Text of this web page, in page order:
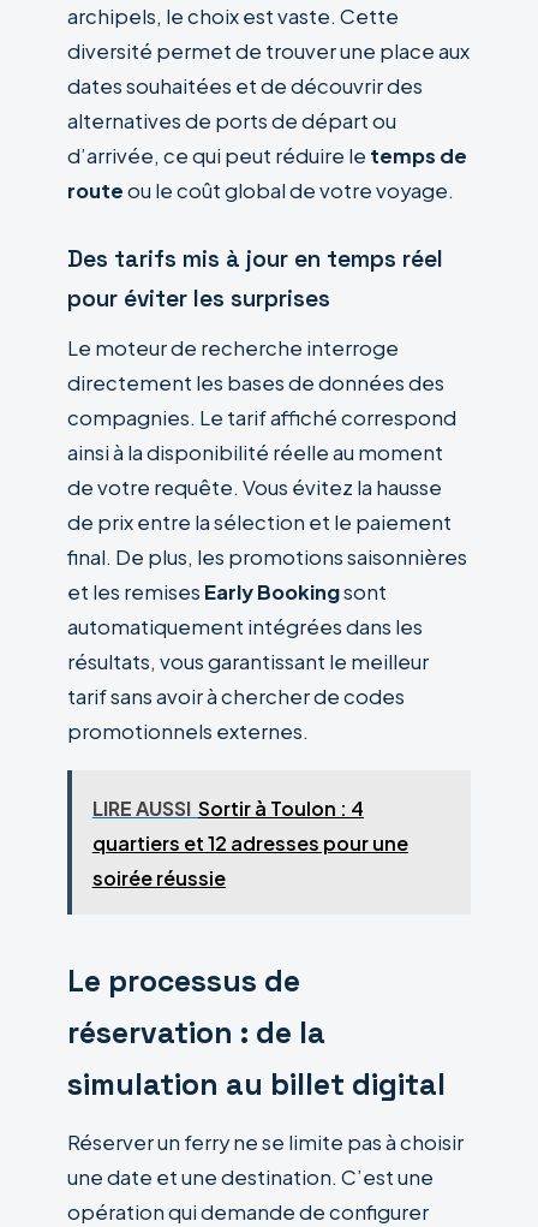
archipels, le choix est vaste. Cette
diversité permet de trouver une place aux
dates souhaitées et de découvrir des
alternatives de ports de départ ou
d’arrivée, ce qui peut réduire le temps de
routeou le coût global de votre voyage.
Des tarifs mis à jour en temps réel
pour éviter les surprises
Le moteur de recherche interroge
directement les bases de données des
compagnies. Le tarif affiché correspond
ainsi à la disponibilité réelle au moment
de votre requête. Vous évitez la hausse
de prix entre la sélection et le paiement
final. De plus, les promotions saisonnières
et les remises Early Bookingsont
automatiquement intégrées dans les
résultats, vous garantissant le meilleur
tarif sans avoir à chercher de codes
promotionnels externes.
LIRE AUSSI Sortir à Toulon : 4
quartiers et 12 adresses pour une
soirée réussie
Le processus de
réservation : de la
simulation au billet digital
Réserver un ferry ne se limite pas à choisir
une date et une destination. C’est une
opération qui demande de configurer